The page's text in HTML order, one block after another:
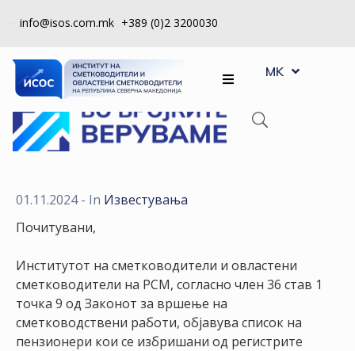
info@isos.com.mk +389 (0)2 3200030
ЗА
НАС
РЕГИСТРИ
КОНТРОЛА
КВАЛИТЕТ
КАКО
ДА
СТАНАМ
ЧЛЕН
MK
SQ
01.11.2024- In Известувања
Почитувани,
Институтот на сметководители и овластени
сметководители на РСМ, согласно член 36 став 1
точка 9 од Законот за вршење на
сметководствени работи, објавува список на
пензионери кои се избришани од регистрите